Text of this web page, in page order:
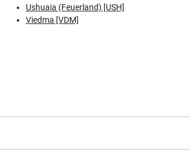
Ushuaia (Feuerland) [USH]
Viedma [VDM]